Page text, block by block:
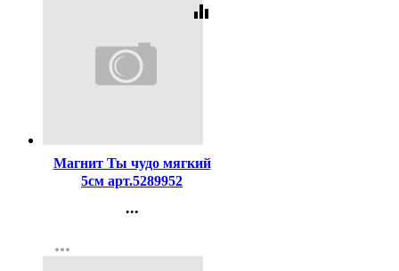
equalizer
Магнит Ты чудо мягкий
5см арт.5289952
...
Регистрация
more_horiz